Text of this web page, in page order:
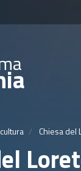
Chiesa del